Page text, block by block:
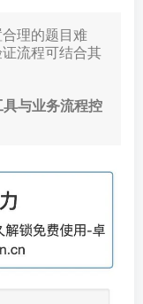
理的题目难
流程可结合其
与业务流程控